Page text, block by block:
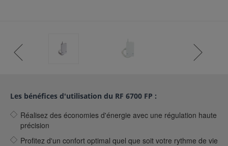
Les bénéfices d'utilisation du RF 6700 FP :
Réalisez des économies d'énergie avec une régulation haute
précision
Profitez d'un confort optimal quel que soit votre rythme de vie